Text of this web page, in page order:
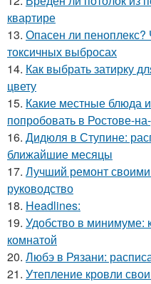
квартире
13. Опасен ли пеноплекс?
токсичных выбросах
14. Как выбрать затирку
цвету
15. Какие местные блюда
попробовать в Ростове-
16. Дидюля в Ступине:
ближайшие месяцы
17. Лучший ремонт
руководство
18. Headlines:
19. Удобство в минимуме:
комнатой
20. Любэ в Рязани:
21. Утепление кровли